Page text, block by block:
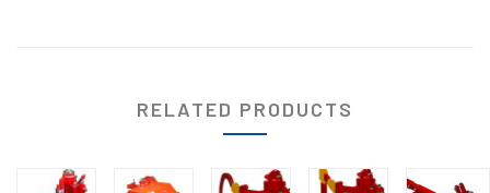
RELATED PRODUCTS